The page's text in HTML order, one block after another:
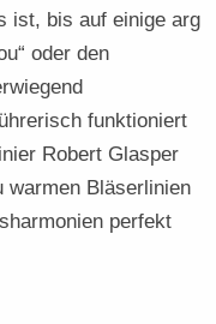
ist, bis auf einige arg
oder den
funktioniert
Robert Glasper
warmen Bläserlinien
perfekt